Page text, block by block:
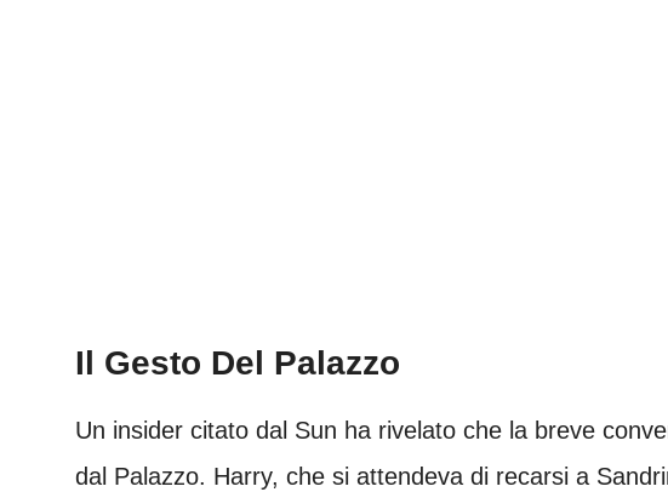
Il Gesto Del Palazzo
Un insider citato dal Sun ha rivelato che la breve
dal Palazzo. Harry, che si attendeva di recarsi a